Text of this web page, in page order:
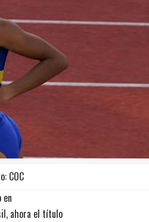
COC
ahora el título